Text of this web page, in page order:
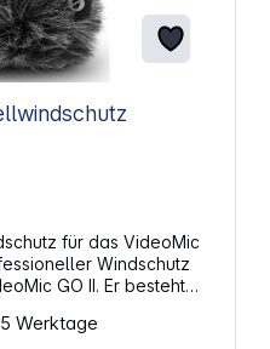
Fellwindschutz
für das VideoMic
Windschutz
GO II. Er besteht
der mit Kunstfell
Windgeräusche und
Werktage